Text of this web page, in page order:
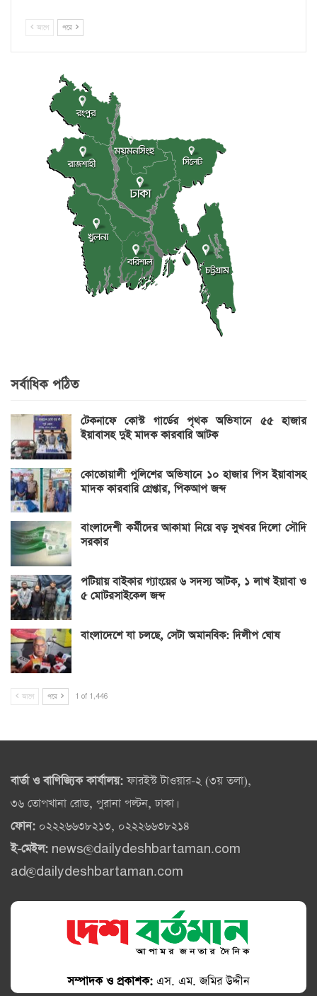
আগে পরে
সর্বাধিক পঠিত
টেকনাফে কোস্ট গার্ডের পৃথক অভিযানে ৫৫ হাজার
ইয়াবাসহ দুই মাদক কারবারি আটক
কোতোয়ালী পুলিশের অভিযানে ১০ হাজার পিস ইয়াবাসহ
মাদক কারবারি গ্রেপ্তার, পিকআপ জব্দ
বাংলাদেশী কর্মীদের আকামা নিয়ে বড় সুখবর দিলো সৌদি
সরকার
পটিয়ায় বাইকার গ্যাংয়ের ৬ সদস্য আটক, ১ লাখ ইয়াবা ও
৫ মোটরসাইকেল জব্দ
বাংলাদেশে যা চলছে, সেটা অমানবিক: দিলীপ ঘোষ
আগে পরে 1 of 1,446
বার্তা ও বাণিজ্যিক কার্যালয়:ফারইস্ট টাওয়ার-২ (৩য় তলা),
৩৬ তোপখানা রোড, পুরানা পল্টন, ঢাকা।
ফোন: ০২২২৬৬৩৮২১৩, ০২২২৬৬৩৮২১৪
ই-মেইল: news@dailydeshbartaman.com
ad@dailydeshbartaman.com
সম্পাদক ও প্রকাশক: এস. এম. জমির উদ্দীন